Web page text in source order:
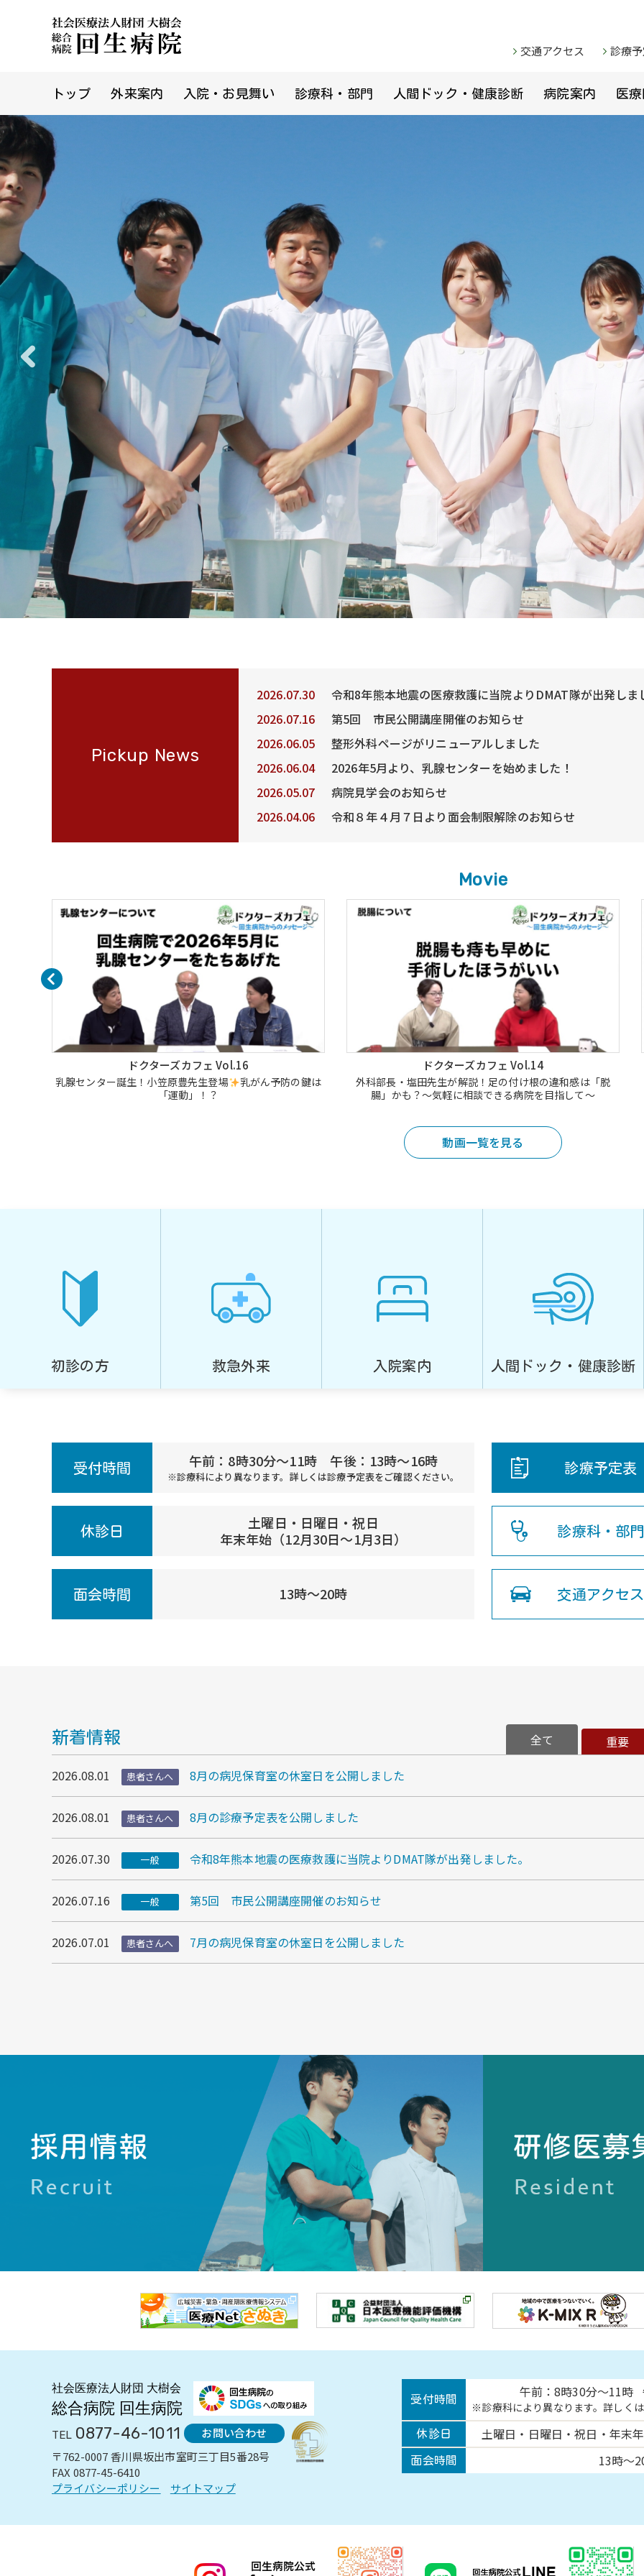
交通アクセス 診療
トップ 外来案内 入院・お見舞い 診療科・部門 人間ドック・健康診断 病院案内 医
Pickup News
2026.07.30
令和8年熊本地震の医療救護に当院よりDMAT隊が出発しま
2026.07.16
第5回 市民公開講座開催のお知らせ
2026.06.05
整形外科ページがリニューアルしました
2026.06.04
2026年5月より、乳腺センターを始めました！
2026.05.07
病院見学会のお知らせ
2026.04.06
令和８年４月７日より面会制限解除のお知らせ
Movie
ドクターズカフェ Vol.16
乳腺センター誕生！小笠原豊先生登場
乳がん予防の鍵は
「運動」！？
ドクターズカフェ Vol.14
外科部長・塩田先生が解説！足の付け根の違和感は「脱
腸」かも？～気軽に相談できる病院を目指して～
動画一覧を見る
初診の方 救急外来 入院案内 人間ドック・ 健康診断
受付時間 午前：8時30分～11時 午後：13時～16時
診療科により異なります。詳しくは診療予定表をご確認ください。
休診日
土曜日・日曜日・祝日
年末年始（12月30日～1月3日）
面会時間 13時～20時
診療予定表
診療科・部門
交通アクセス
新着情報 全て
重要
2026.08.01
患者さんへ 8月の病児保育室の休室日を公開しました
2026.08.01 患者さんへ 8月の診療予定表を公開しました
2026.07.30 一般 令和8年熊本地震の医療救護に当院よりDMAT隊が出発しました。
2026.07.16 一般 第5回 市民公開講座開催のお知らせ
2026.07.01 患者さんへ 7月の病児保育室の休室日を公開しました
TEL 0877-46-1011
お問い合わせ
〒762-0007 香川県坂出市室町三丁目5番28号
FAX 0877-45-6410
プライバシーポリシー
サイトマップ
受付時間 午前：8時30分～11時
診療科により異なります。詳しくは
休診日 土曜日・日曜日・祝日・ 年末
面会時間 13時～